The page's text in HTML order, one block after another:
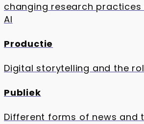
changing research
AI
Productie
Digital storytelling and the
Publiek
Different forms of news and